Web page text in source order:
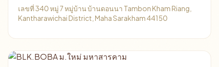
เลขที่ 340 หมู่ 7 หมู่บ้าน บ้านดอนนา Tambon Kham Riang,
Kantharawichai District, Maha Sarakham 44150